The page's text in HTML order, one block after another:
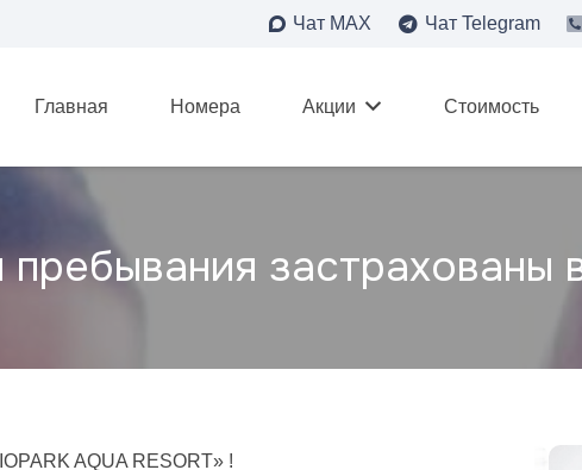
Чат MAX Чат Telegram
Главная Номера Акции Стоимость
пребывания
AQUA RESORT» !